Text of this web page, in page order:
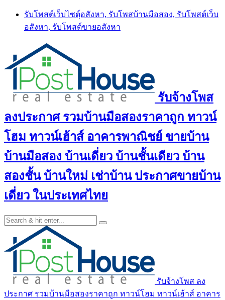
Skip
content
รับโพสต์เว็บไซตฺ์อสังหา, รับโพสบ้านมือสอง, รับโพสต์เว็บ
อสังหา, รับโพสต์ขายอสังหา
รับจ้างโพส
ลงประกาศ รวมบ้านมือสองราคาถูก ทาวน์
โฮม ทาวน์เฮ้าส์ อาคารพาณิชย์ ขายบ้าน
บ้านมือสอง บ้านเดี่ยว บ้านชั้นเดียว บ้าน
สองชั้น บ้านใหม่ เช่าบ้าน ประกาศขายบ้าน
เดี่ยว ในประเทศไทย
รับจ้างโพส ลง
ประกาศ รวมบ้านมือสองราคาถูก ทาวน์โฮม ทาวน์เฮ้าส์ อาคาร